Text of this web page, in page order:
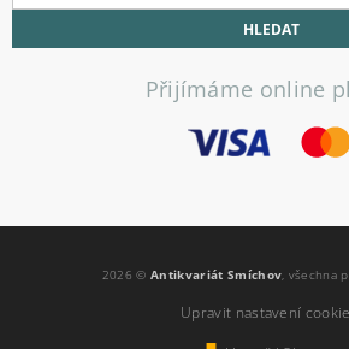
Přijímáme online
2026 ©Antikvariát Smíchov , všechna
Upravit nastavení